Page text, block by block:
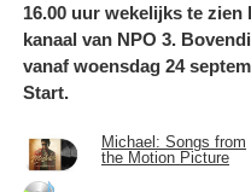
16.00 uur wekelijks te zien
kanaal van NPO 3.
vanaf woensdag 24
Start.
Michael: Songs from
the Motion Picture